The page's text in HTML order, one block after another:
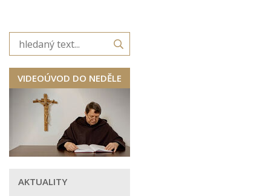
VIDEOÚVOD DO NEDĚLE
AKTUALITY